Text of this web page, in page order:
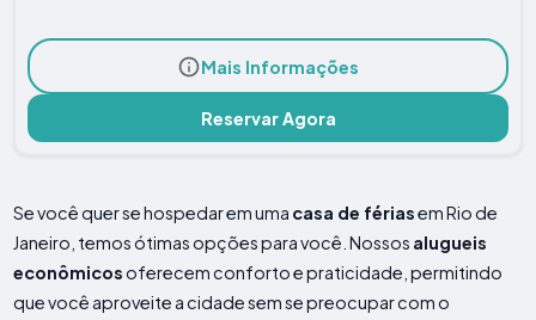
Mais Informações
Reservar Agora
Se você quer se hospedar em uma casa de fériasem Rio de
Janeiro, temos ótimas opções para você. Nossos alugueis
econômicosoferecem conforto e praticidade, permitindo
que você aproveite a cidade sem se preocupar com o